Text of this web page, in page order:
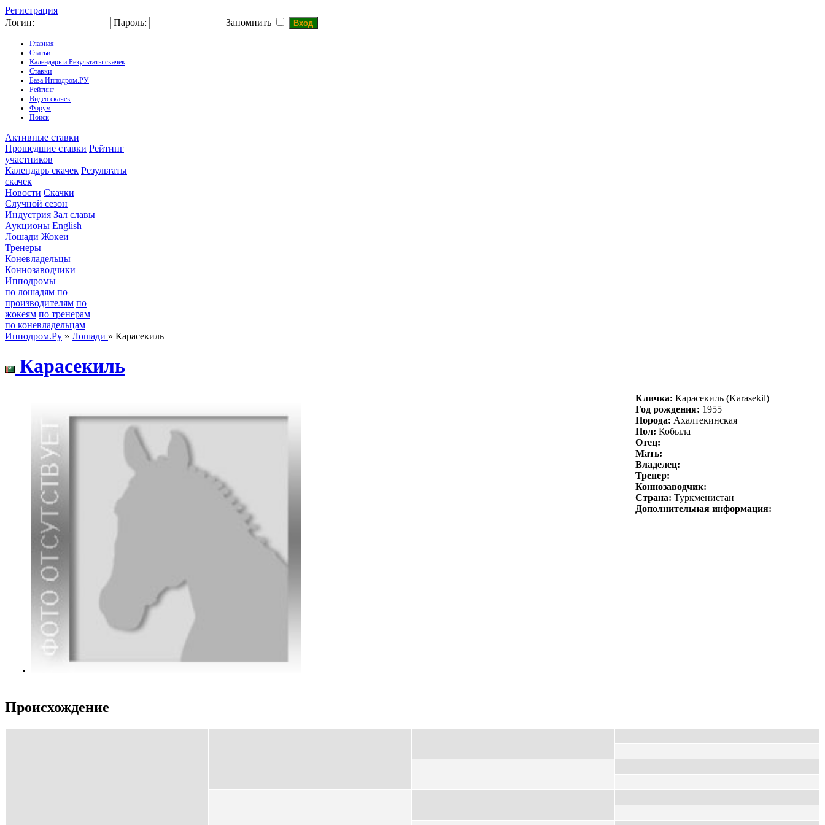
Регистрация
Логин:
Пароль: Запомнить
Главная
Статьи
Календарь и Результаты скачек
Ставки
База Ипподром.РУ
Рейтинг
Видео скачек
Форум
Поиск
Активные ставки
Прошедшие ставки Рейтинг
участников
Календарь скачек Результаты
скачек
Новости Скачки
Случной сезон
Индустрия Зал славы
Аукционы English
Лошади Жокеи
Тренеры
Коневладельцы
Коннозаводчики
Ипподромы
по лошадям по
производителям по
жокеям по тренерам
по коневладельцам
Ипподром.Ру » Лошади » Карасекиль
Кaрaсeкиль
Кличка: Кaрaсeкиль (Karasekil)
Год рождения: 1955
Порода: Ахалтекинская
Пол: Кобыла
Отец:
Мать:
Владелец:
Тренер:
Коннозаводчик:
Страна: Туркменистан
Дополнительная информация:
Происхождение